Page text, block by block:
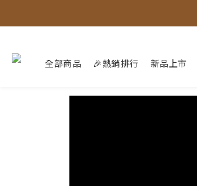
全部商品 🎉熱銷排行 新品上市